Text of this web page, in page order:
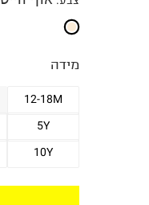
מידה
12-18M
5Y
10Y